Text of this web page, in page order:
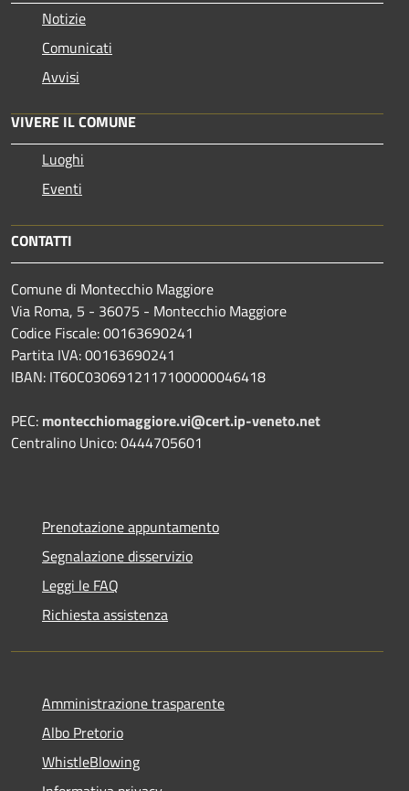
Notizie
Comunicati
Avvisi
VIVERE IL COMUNE
Luoghi
Eventi
CONTATTI
Comune di Montecchio Maggiore
Via Roma, 5 - 36075 - Montecchio Maggiore
Codice Fiscale: 00163690241
Partita IVA: 00163690241
IBAN: IT60C0306912117100000046418
PEC: montecchiomaggiore.vi@cert.ip-veneto.net
Centralino Unico: 0444705601
Prenotazione appuntamento
Segnalazione disservizio
Leggi le FAQ
Richiesta assistenza
Amministrazione trasparente
Albo Pretorio
WhistleBlowing